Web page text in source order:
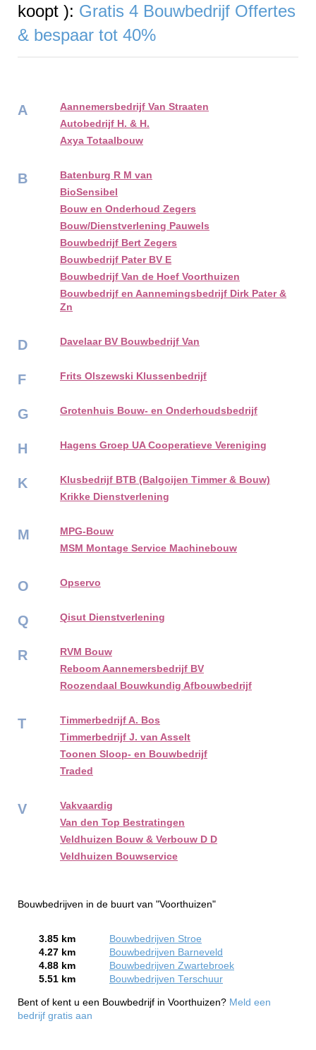
koopt ): Gratis 4 Bouwbedrijf Offertes
& bespaar tot 40%
A
Aannemersbedrijf Van Straaten
Autobedrijf H. & H.
Axya Totaalbouw
B
Batenburg R M van
BioSensibel
Bouw en Onderhoud Zegers
Bouw/Dienstverlening Pauwels
Bouwbedrijf Bert Zegers
Bouwbedrijf Pater BV E
Bouwbedrijf Van de Hoef Voorthuizen
Bouwbedrijf en Aannemingsbedrijf Dirk Pater &
Zn
D Davelaar BV Bouwbedrijf Van
F Frits Olszewski Klussenbedrijf
G Grotenhuis Bouw- en Onderhoudsbedrijf
H Hagens Groep UA Cooperatieve Vereniging
K
Klusbedrijf BTB (Balgoijen Timmer & Bouw)
Krikke Dienstverlening
M
MPG-Bouw
MSM Montage Service Machinebouw
O Opservo
Q Qisut Dienstverlening
R
RVM Bouw
Reboom Aannemersbedrijf BV
Roozendaal Bouwkundig Afbouwbedrijf
T
Timmerbedrijf A. Bos
Timmerbedrijf J. van Asselt
Toonen Sloop- en Bouwbedrijf
Traded
V
Vakvaardig
Van den Top Bestratingen
Veldhuizen Bouw & Verbouw D D
Veldhuizen Bouwservice
Bouwbedrijven in de buurt van "Voorthuizen"
3.85 km
Bouwbedrijven Stroe
4.27 km
Bouwbedrijven Barneveld
4.88 km
Bouwbedrijven Zwartebroek
5.51 km
Bouwbedrijven Terschuur
Bent of kent u een Bouwbedrijf in Voorthuizen? Meld een
bedrijf gratis aan